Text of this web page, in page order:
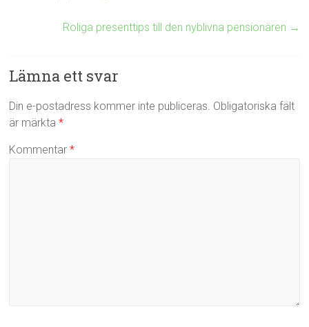
Roliga presenttips till den nyblivna pensionären →
Lämna ett svar
Din e-postadress kommer inte publiceras. Obligatoriska fält
är märkta*
Kommentar*